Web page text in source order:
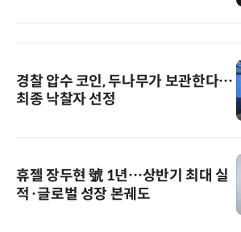
경찰 압수 코인, 두나무가 보관한다…
최종 낙찰자 선정
휴젤 장두현 號 1년…상반기 최대 실
적·글로벌 성장 본궤도